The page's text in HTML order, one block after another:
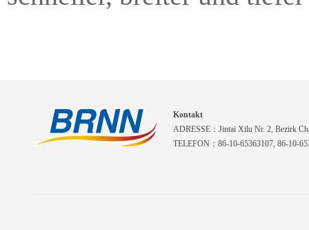
Kontakt
ADRESSE：Jintai Xilu Nr. 2, Bezirk
TELEFON：86-10-65363107, 86-10-